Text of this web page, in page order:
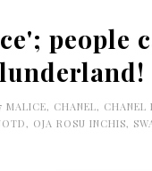
people
MALICE, CHANEL, CHANEL
, OJA ROSU INCHIS,